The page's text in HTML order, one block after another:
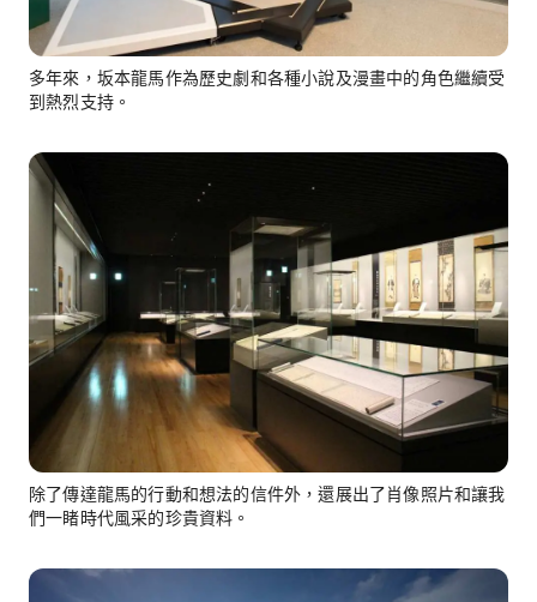
多年來，坂本龍馬作為歷史劇和各種小說及漫畫中的角色繼續受
到熱烈支持。
除了傳達龍馬的行動和想法的信件外，還展出了肖像照片和讓我
們一睹時代風采的珍貴資料。